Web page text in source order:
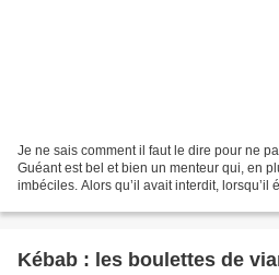
Je ne sais comment il faut le dire pour ne
Guéant est bel et bien un menteur qui, en
imbéciles. Alors qu’il avait interdit, lorsqu’il
Kébab : les boulettes de